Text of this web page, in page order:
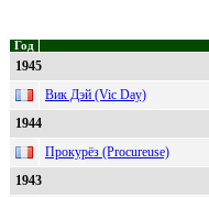
Год
1945
Вик Дэй (Vic Day)
1944
Прокурёз (Procureuse)
1943